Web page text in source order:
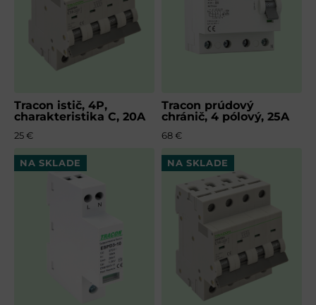
Tracon istič, 4P,
charakteristika C, 20A
25 €
Tracon prúdový
chránič, 4 pólový, 25A
68 €
NA SKLADE NA SKLADE